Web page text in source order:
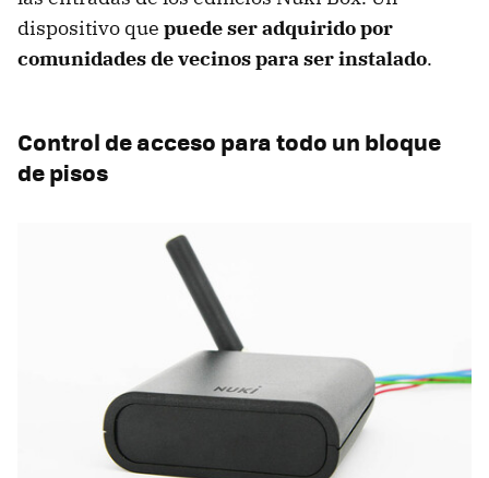
dispositivo que puede ser adquirido por
comunidades de vecinos para ser instalado.
Control de acceso para todo un bloque
de pisos